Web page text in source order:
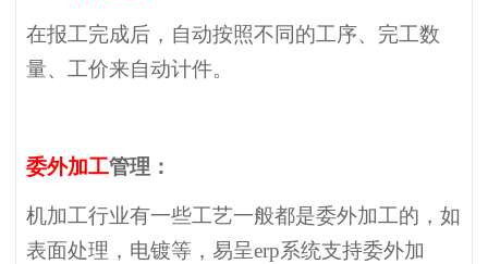
在报工完成后，自动按照不同的工序、完工数
量、工价来自动计件。
委外加工管理：
机加工行业有一些工艺一般都是委外加工的，如
表面处理，电镀等，易呈erp系统支持委外加